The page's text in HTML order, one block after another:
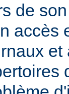
de
accès
et